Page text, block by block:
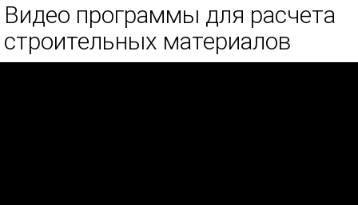
Видео программы для расчета
строительных материалов